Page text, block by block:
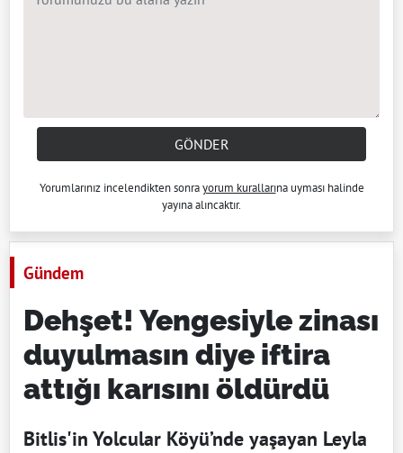
GÖNDER
Yorumlarınız incelendikten sonrayorum kurallarına uyması halinde
yayına alıncaktır.
Gündem
Dehşet! Yengesiyle zinası
duyulmasın diye iftira
attığı karısını öldürdü
Bitlis'in Yolcular Köyü’nde yaşayan Leyla